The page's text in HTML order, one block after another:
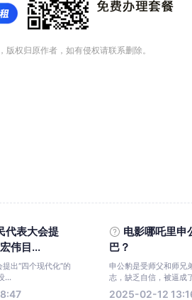
权归原作者，如有侵权请联系删除。
代表大会提
伟目...
出“四个现代化”的
...
电影哪吒里申
巴？
申公豹是受师父和师兄
志，缺乏自信，被逼成
2025-02-12